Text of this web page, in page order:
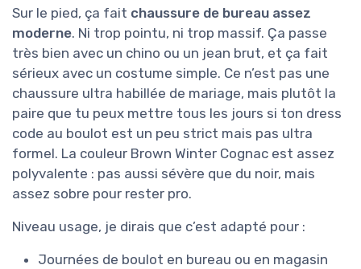
Sur le pied, ça fait chaussure de bureau assez
moderne. Ni trop pointu, ni trop massif. Ça passe
très bien avec un chino ou un jean brut, et ça fait
sérieux avec un costume simple. Ce n’est pas une
chaussure ultra habillée de mariage, mais plutôt la
paire que tu peux mettre tous les jours si ton dress
code au boulot est un peu strict mais pas ultra
formel. La couleur Brown Winter Cognac est assez
polyvalente : pas aussi sévère que du noir, mais
assez sobre pour rester pro.
Niveau usage, je dirais que c’est adapté pour :
Journées de boulot en bureau ou en magasin